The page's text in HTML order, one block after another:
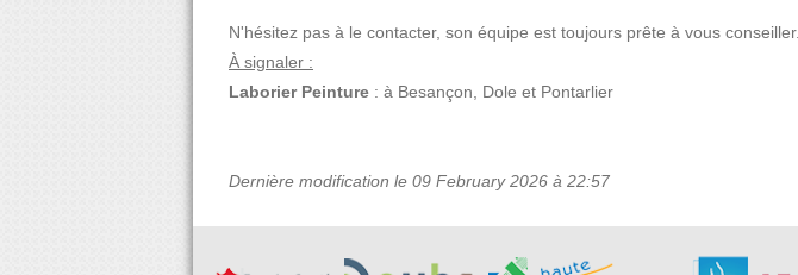
N'hésitez pas à le contacter, son équipe est toujours prête à vous conseiller.
À signaler :
Laborier Peinture : à Besançon, Dole et Pontarlier
Dernière modification le 09 February 2026 à 22:57